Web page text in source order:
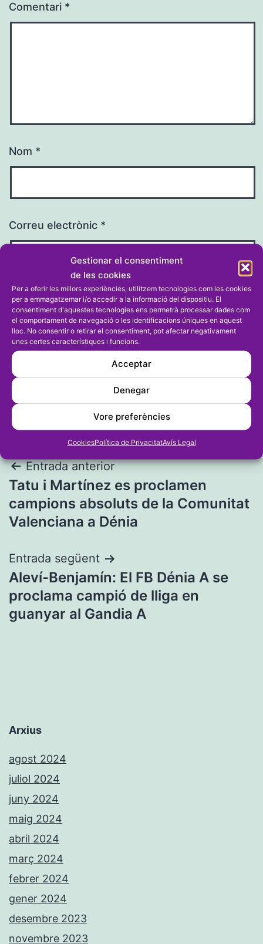
Gestionar el consentiment
de les cookies
Per a oferir les millors experiències, utilitzem tecnologies com les cookies
per a emmagatzemar i/o accedir a la informació del dispositiu. El
consentiment d'aquestes tecnologies ens permetrà processar dades com
el comportament de navegació o les identificacions úniques en aquest
lloc. No consentir o retirar el consentiment, pot afectar negativament
unes certes característiques i funcions.
Acceptar
Denegar
Vore preferències
CookiesPolítica de PrivacitatAvís Legal
Comentari *
Nom *
Correu electrònic *
Lloc web
Navegació
d'entrades
Entrada anterior
Tatu i Martínez es proclamen
campions absoluts de la Comunitat
Valenciana a Dénia
Entrada següent
Aleví-Benjamín: El FB Dénia A se
proclama campió de lliga en
guanyar al Gandia A
Arxius
agost 2024
juliol 2024
juny 2024
maig 2024
abril 2024
març 2024
febrer 2024
gener 2024
desembre 2023
novembre 2023